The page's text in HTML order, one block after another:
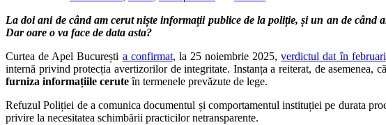
La doi ani de când am cerut niște informații publice de la poliție, și un an de când
Dar oare o va face de data asta?
Curtea de Apel București a confirmat, la 25 noiembrie 2025,verdictul dat în
internă privind protecția avertizorilor de integritate. Instanța a reiterat, de asemenea, că
furniza informațiile ceruteîn termenele prevăzute de lege.
Refuzul Poliției de a comunica documentul și comportamentul instituției pe durata
privire la necesitatea schimbării practicilor netransparente.